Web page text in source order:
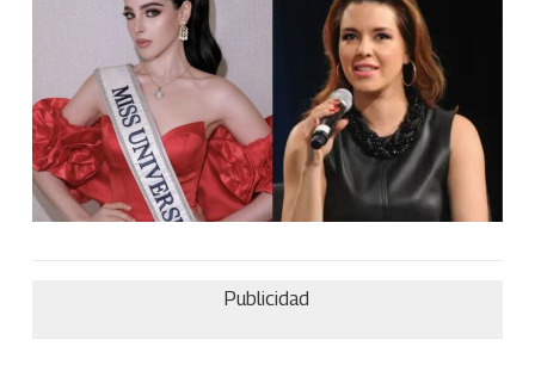
Publicidad